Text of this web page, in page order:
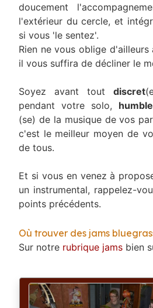
doucement
l'extérieur du cercle, et
si vous 'le sentez'.
Rien ne vous oblige d'ailleurs
il vous suffira de décliner le
Soyez avant tout discret
pendant votre solo, humble
(se) de la musique de vos
c'est le meilleur moyen de
de tous.
Et si vous en venez à
un instrumental, rappelez-
points précédents.
Où trouver des jams
Sur notre rubrique jams bien